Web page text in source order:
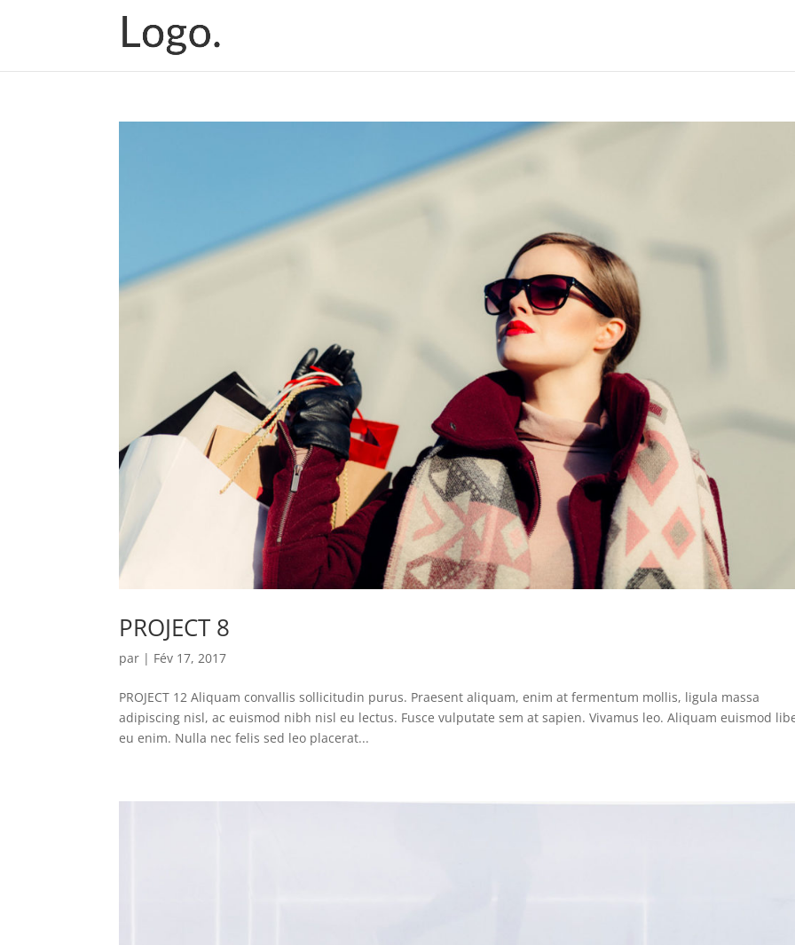
PROJECT 8
par | Fév 17, 2017
PROJECT 12 Aliquam convallis sollicitudin purus. Praesent aliquam, enim at fermentum mollis, ligula massa
adipiscing nisl, ac euismod nibh nisl eu lectus. Fusce vulputate sem at sapien. Vivamus leo. Aliquam euismod
eu enim. Nulla nec felis sed leo placerat...